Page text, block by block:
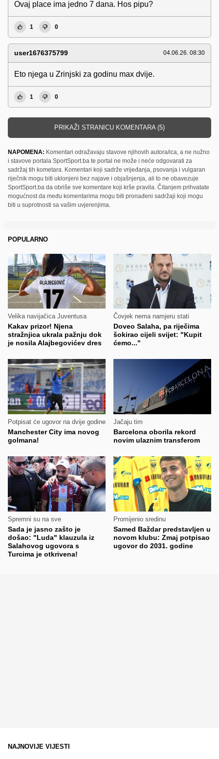
Ovaj place ima jedno 7 dana. Hos pipu?
1 0
user1676375799 04.06.26. 08:30
Eto njega u Zrinjski za godinu max dvije.
1 0
PRIKAŽI STRANICU KOMENTARA (5)
NAPOMENA: Komentari odražavaju stavove njihovih autora/ica, a ne nužno
i stavove portala SportSport.ba te portal ne može i neće odgovarati za
sadržaj tih kometara. Komentari koji sadrže vrijeđanja, psovanja i vulgaran
riječnik mogu biti uklonjeni bez najave i objašnjenja, ali to ne obavezuje
SportSport.ba da obriše sve komentare koji krše pravila. Čitanjem prihvatate
mogućnost da među komentarima mogu biti pronađeni sadržaji koji mogu
biti u suprotnosti sa vašim uvjerenjima.
POPULARNO
Velika navijačica Juventusa
Kakav prizor! Njena
stražnjica ukrala pažnju dok
je nosila Alajbegovićev dres
Čovjek nema namjeru stati
Doveo Salaha, pa riječima
šokirao cijeli svijet: "Kupit
ćemo..."
Potpisat će ugovor na dvije godine
Manchester City ima novog
golmana!
Jačaju tim
Barcelona oborila rekord
novim ulaznim transferom
Spremni su na sve
Sada je jasno zašto je
došao: "Luda" klauzula iz
Salahovog ugovora s
Turcima je otkrivena!
Promijenio sredinu
Samed Baždar predstavljen u
novom klubu: Zmaj potpisao
ugovor do 2031. godine
NAJNOVIJE VIJESTI